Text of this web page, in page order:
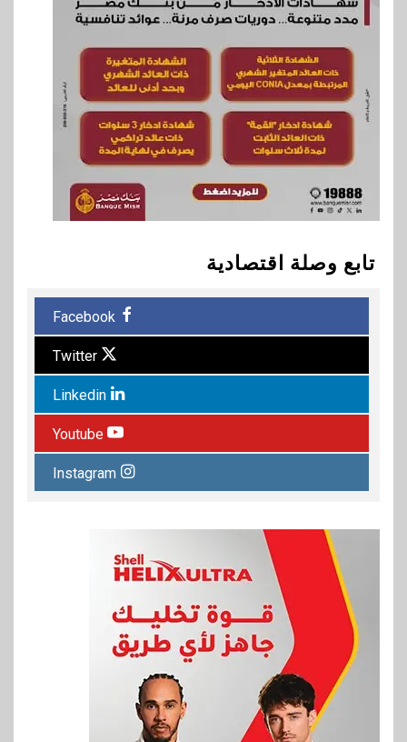
تابع وصلة اقتصادية
Facebook
Twitter
Linkedin
Youtube
Instagram